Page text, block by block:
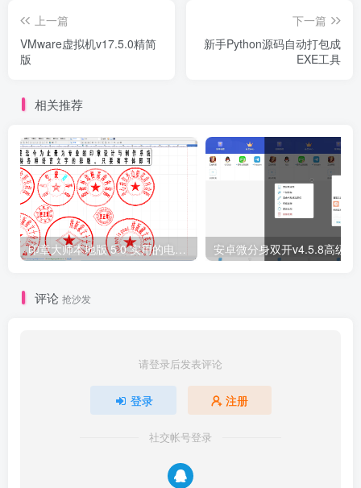
上一篇
VMware虚拟机v17.5.0精简
版
下一篇
新手Python源码自动打包成
EXE工具
相关推荐
印章大师本地版 5.0 实用的电子印章软件！ 安卓微分身双开v4.5.8高级版
评论 抢沙发
请登录后发表评论
登录 注册
社交帐号登录